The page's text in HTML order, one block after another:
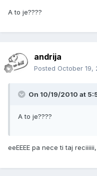
A to je????
andrija
Posted October 19,
On 10/19/2010 at
A to je????
eeEEEE pa nece ti taj